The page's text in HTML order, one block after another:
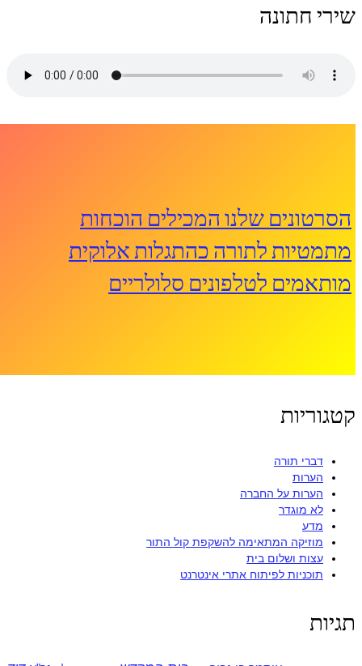
שירי חתונה
הסרטונים שלנו המכילים הוכחות
מתמטיות לתורה כהתגלות אלוקית
מותאמים לטלפונים סלולריים
קטגוריות
דברי תורה
הערות
הערות על החברה
לא מוגדר
מדע
מוזיקה המתאימה להשקפת קול התור
עצות ושלום בית
תוכניות לפיתוח אתרי אינטרנט
תגיות